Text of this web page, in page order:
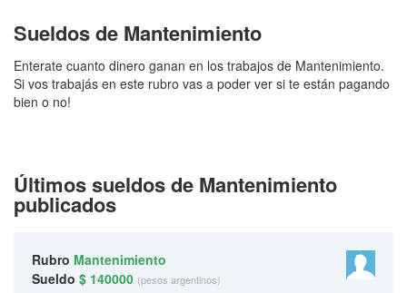
Sueldos de Mantenimiento
Enterate cuanto dinero ganan en los trabajos de Mantenimiento.
Si vos trabajás en este rubro vas a poder ver si te están pagando
bien o no!
Últimos sueldos de Mantenimiento
publicados
Rubro Mantenimiento
Sueldo $ 140000 (pesos argentinos)